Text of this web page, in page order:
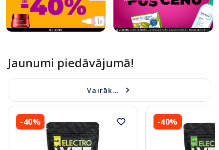
Jaunumi piedāvājumā!
Vairāk...
-40% -40%